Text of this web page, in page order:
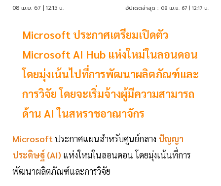
08 เม.ย. 67 | 12:15 น. อัปเดตล่าสุด : 08 เม.ย. 67 | 12:17 น.
Microsoft ประกาศเตรียมเปิดตัว
Microsoft AI Hub แห่งใหม่ในลอนดอน
โดยมุ่งเน้นไปที่การพัฒนาผลิตภัณฑ์และ
การวิจัย โดยจะเริ่มจ้างผู้มีความสามารถ
ด้าน AI ในสหราชอาณาจักร
Microsoftประกาศแผนสำหรับศูนย์กลาง ปัญญา
ประดิษฐ์ (AI) แห่งใหม่ในลอนดอน โดยมุ่งเน้นที่การ
พัฒนาผลิตภัณฑ์และการวิจัย